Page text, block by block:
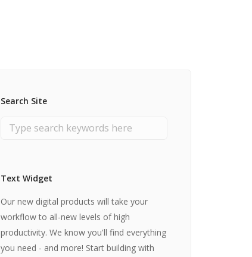
Search Site
Text Widget
Our new digital products will take your
workflow to all-new levels of high
productivity. We know you'll find everything
you need - and more! Start building with